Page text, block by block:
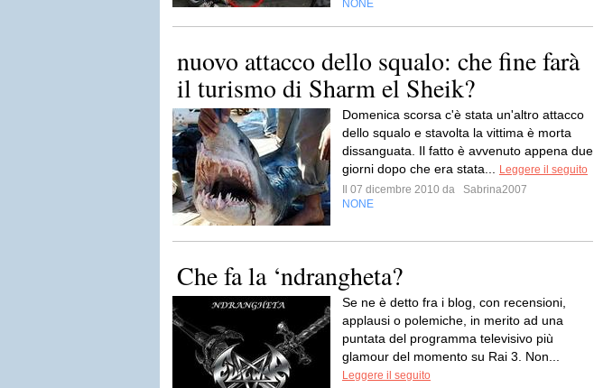
NONE
nuovo attacco dello squalo: che fine farà
il turismo di Sharm el Sheik?
Domenica scorsa c'è stata un'altro attacco
dello squalo e stavolta la vittima è morta
dissanguata. Il fatto è avvenuto appena due
giorni dopo che era stata...
Leggere il seguito
Il 07 dicembre 2010 da
Sabrina2007
NONE
Che fa la ‘ndrangheta?
Se ne è detto fra i blog, con recensioni,
applausi o polemiche, in merito ad una
puntata del programma televisivo più
glamour del momento su Rai 3. Non...
Leggere il seguito